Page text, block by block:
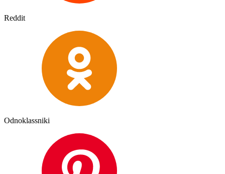
Reddit
Odnoklassniki